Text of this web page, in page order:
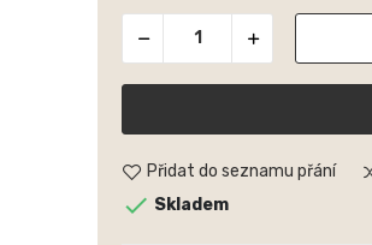
Přidat do seznamu přání
 Skladem